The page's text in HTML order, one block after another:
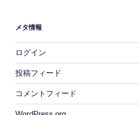
ー
メタ情報
ログイン
投稿フィード
コメントフィード